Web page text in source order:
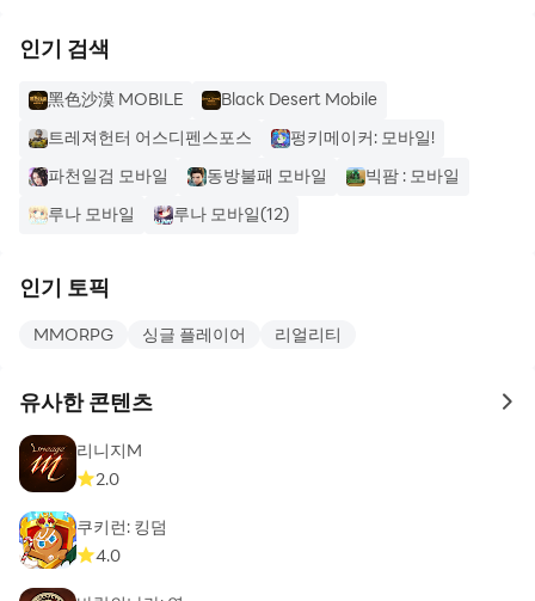
인기 검색
黑色沙漠 MOBILE
Black Desert Mobile
트레져헌터 어스디펜스포스
펑키메이커: 모바일!
파천일검 모바일
동방불패 모바일
빅팜 : 모바일
루나 모바일
루나 모바일(12)
인기 토픽
MMORPG 싱글 플레이어 리얼리티
유사한 콘텐츠 to
리니지M
2.0
쿠키런: 킹덤
4.0